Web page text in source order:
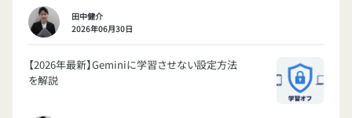
田中健介
2026年06月30日
【2026年最新】Geminiに学習させない設定方法
を解説